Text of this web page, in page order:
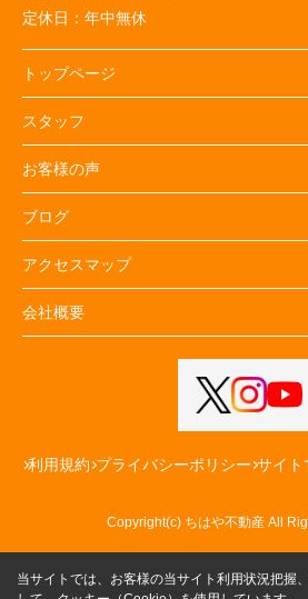
定休日： 年中無休
トップページ
スタッフ
お客様の声
ブログ
アクセスマップ
会社概要
利用規約 プライバシーポリシー サイト
Copyright(c) ちはや不動産 All
当サイトでは、お客様の当サイト利用状況把握